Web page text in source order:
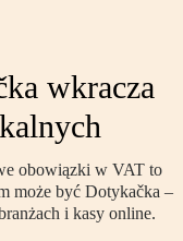
wkracza
obowiązki w VAT to
może być Dotykačka –
i kasy online.